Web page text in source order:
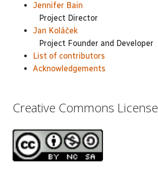
Jennifer Bain
Project Director
Jan Koláček
Project Founder and Developer
List of contributors
Acknowledgements
Creative Commons License